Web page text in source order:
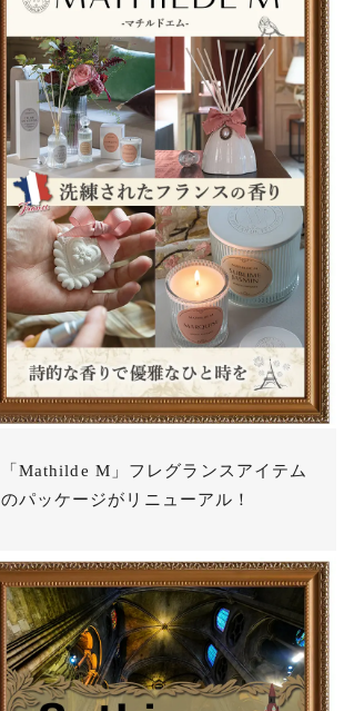
「Mathilde M」フレグランスアイテム
のパッケージがリニューアル！